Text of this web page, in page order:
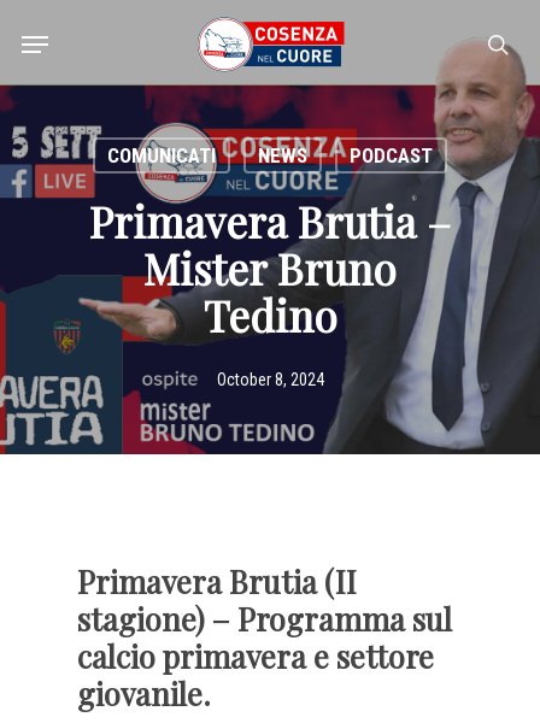
content
Menu
COMUNICATI NEWS PODCAST
Primavera Brutia –
Mister Bruno
Tedino
October 8, 2024
Primavera Brutia (II
stagione) – Programma sul
calcio primavera e settore
giovanile.